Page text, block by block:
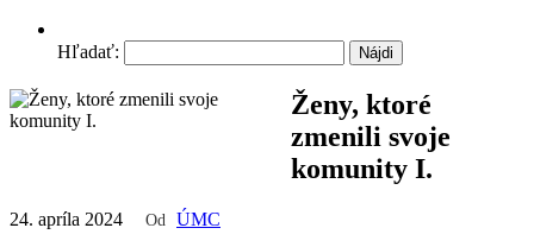
Hľadať:
Ženy, ktoré
zmenili svoje
komunity I.
24. apríla 2024 Od
ÚMC